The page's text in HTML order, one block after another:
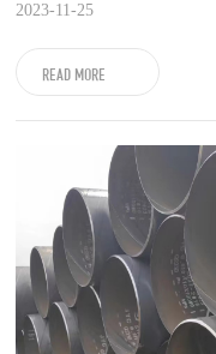
2023-11-25
READ MORE